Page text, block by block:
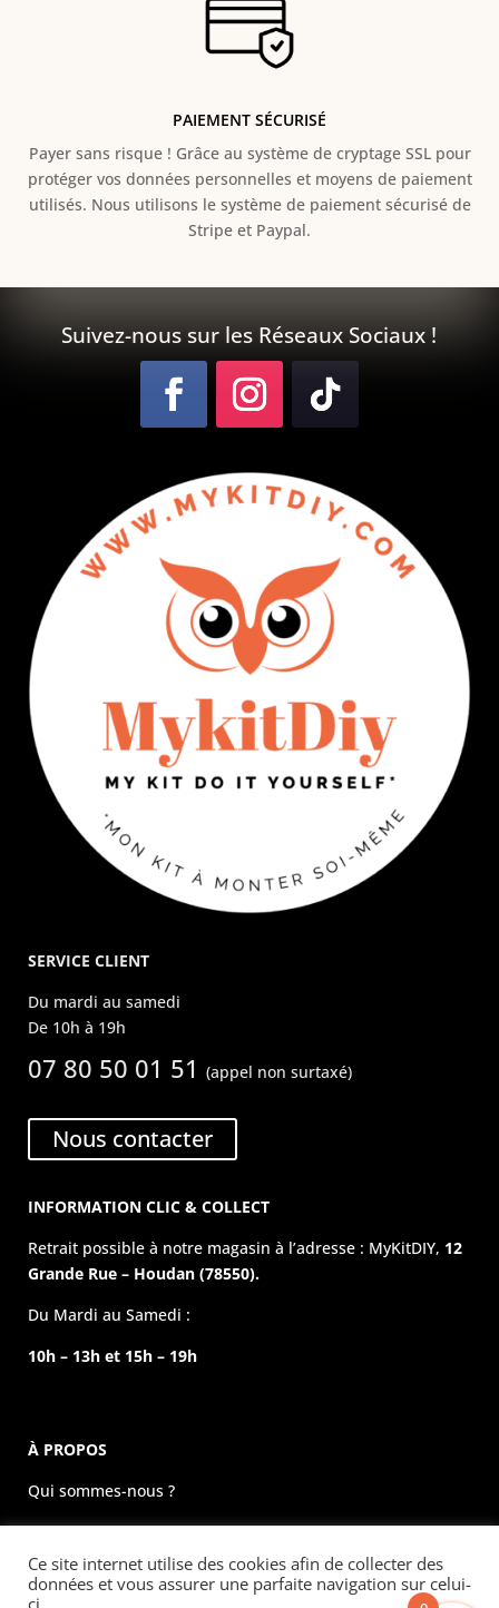
PAIEMENT SÉCURISÉ
Payer sans risque ! Grâce au système de cryptage SSL pour
protéger vos données personnelles et moyens de paiement
utilisés. Nous utilisons le système de paiement sécurisé de
Stripe et Paypal.
Suivez-nous sur les Réseaux Sociaux !
SERVICE CLIENT
Du mardi au samedi
De 10h à 19h
07 80 50 01 51(appel non surtaxé)
Nous contacter
INFORMATION CLIC & COLLECT
Retrait possible à notre magasin à l’adresse : MyKitDIY, 12
Grande Rue – Houdan (78550).
Du Mardi au Samedi :
10h – 13h et 15h – 19h
À PROPOS
Qui sommes-nous ?
La boutique physique
Évènements
Ce site internet utilise des cookies afin de collecter des
données et vous assurer une parfaite navigation sur celui-
ci.